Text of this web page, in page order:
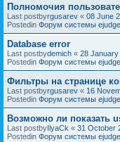
Полномочия
Last postbyrgusarev « 08 June
Postedin Форум системы ejudge
Database error
Last postbydemich « 28 January
Postedin Форум системы ejudge
Фильтры на странице
Last postbyrgusarev « 16
Postedin Форум системы ejudge
Возможно ли показать
Last postbyIlyaCk « 31 October
Postedin Форум системы ejudge